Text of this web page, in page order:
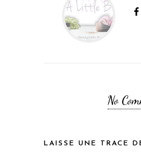
No
LAISSE UNE TRACE